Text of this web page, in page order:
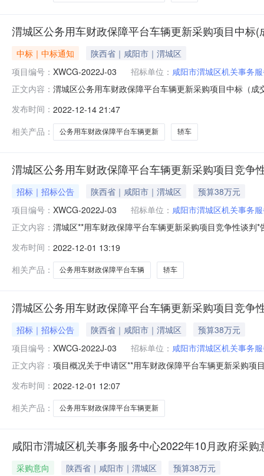
渭城区公务用车财政保障平台车辆更新采购项目中标(
中标｜中标通知
陕西省｜咸阳市｜渭城区
项目编号： XWCG-2022J-03 招标单位： 咸阳市渭城区机关事务
正文内容： 渭城区公务用车财政保障平台车辆更新采购项目中标（
道办咸阳汽车产业园349,000.00元四、主要标的信息合
品牌规格
发布时间： 2022-12-14 21:47
相关产品：
公务用车财政保障平台车辆更新 轿车
渭城区公务用车财政保障平台车辆更新采购项目竞争
招标｜招标公告 陕西省｜咸阳市｜渭城区
预算38万元
项目编号： XWCG-2022J-03 招标单位： 咸阳市渭城区机关事务
正文内容： 渭城区**用车财政保障平台车辆更新采购项目竞争性谈
项目名称：关于申请区**用车财政保障平台车辆更新采
发布时间： 2022-12-01 13:19
相关产品：
公务用车财政保障平台车辆 轿车
渭城区公务用车财政保障平台车辆更新采购项目竞争
招标｜招标公告 陕西省｜咸阳市｜渭城区
预算38万元
项目编号： XWCG-2022J-03 招标单位： 咸阳市渭城区机关事务
正文内容： 项目概况关于申请区**用车财政保障平台车辆更新采购
额：380,000.00元采购需求：合同包1(渭城区**用车财
发布时间： 2022-12-01 12:07
相关产品：
公务用车财政保障平台车辆更新
咸阳市渭城区机关事务服务中心2022年10月政府采购
采购意向 陕西省｜咸阳市｜渭城区
预算38万元